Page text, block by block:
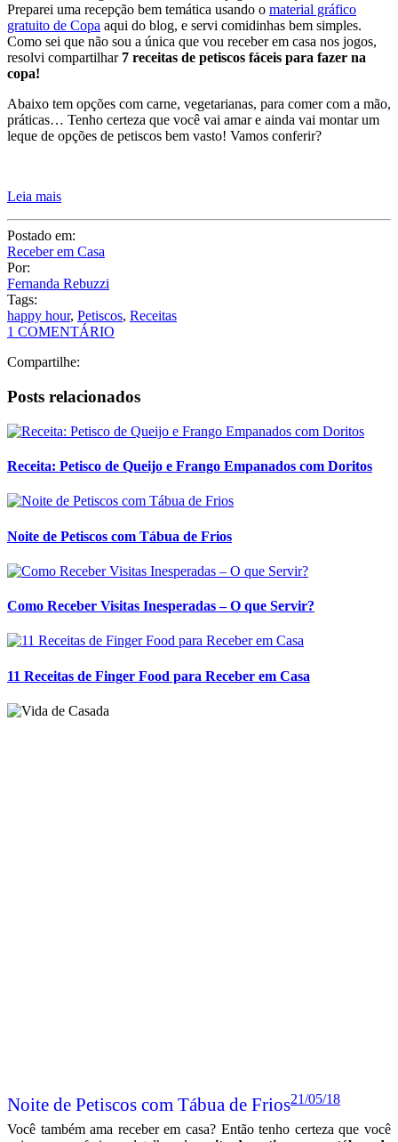
Preparei uma recepção bem temática usando o material gráfico
gratuito de Copa aqui do blog, e servi comidinhas bem simples.
Como sei que não sou a única que vou receber em casa nos jogos,
resolvi compartilhar 7 receitas de petiscos fáceis para fazer na
copa!
Abaixo tem opções com carne, vegetarianas, para comer com a mão,
práticas… Tenho certeza que você vai amar e ainda vai montar um
leque de opções de petiscos bem vasto! Vamos conferir?
Leia mais
Postado em:
Receber em Casa
Por:
Fernanda Rebuzzi
Tags:
happy hour, Petiscos, Receitas
1 COMENTÁRIO
Compartilhe:
Posts relacionados
Receita: Petisco de Queijo e Frango Empanados com Doritos
Noite de Petiscos com Tábua de Frios
Como Receber Visitas Inesperadas – O que Servir?
11 Receitas de Finger Food para Receber em Casa
Noite de Petiscos com Tábua de Frios21/05/18
Você também ama receber em casa? Então tenho certeza que você